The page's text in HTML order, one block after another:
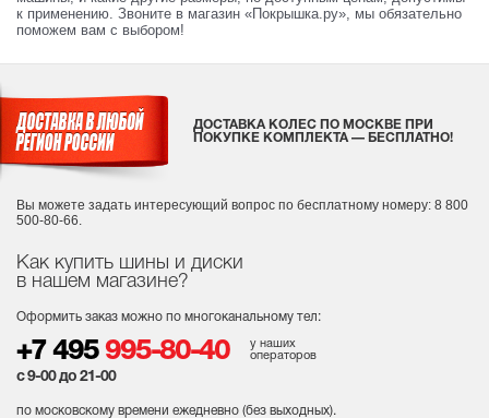
к применению. Звоните в магазин «Покрышка.ру», мы обязательно
поможем вам с выбором!
Как купить шины и диски
в нашем магазине?
Оформить заказ можно по многоканальному тел:
+7 495 995-80-40
у наших
операторов
с 9-00 до 21-00
по московскому времени ежедневно (без выходных).
ДОСТАВКА КОЛЕС ПО МОСКВЕ ПРИ
ПОКУПКЕ КОМПЛЕКТА — БЕСПЛАТНО!
Вы можете задать интересующий вопрос по бесплатному номеру: 8 800
500-80-66.